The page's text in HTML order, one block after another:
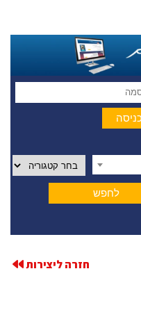
חזרה ליצירות